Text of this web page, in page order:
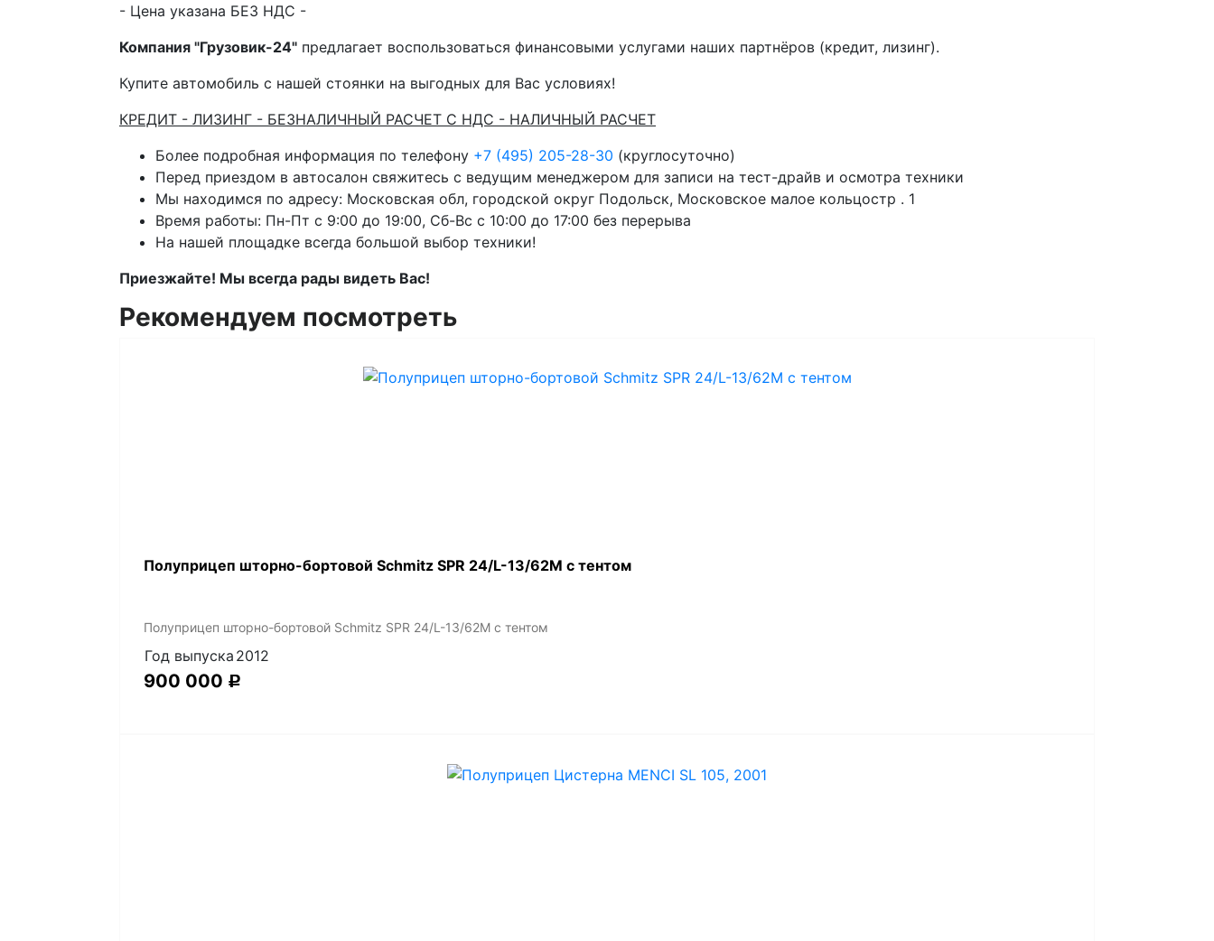
- Цена указана БЕЗ НДС -
Компания "Грузовик-24" предлагает воспользоваться финансовыми услугами наших партнёров (кредит, лизинг).
Купите автомобиль с нашей стоянки на выгодных для Вас условиях!
КРЕДИТ - ЛИЗИНГ - БЕЗНАЛИЧНЫЙ РАСЧЕТ С НДС - НАЛИЧНЫЙ РАСЧЕТ
Более подробная информация по телефону +7 (495) 205-28-30 (круглосуточно)
Перед приездом в автосалон свяжитесь с ведущим менеджером для записи на тест-драйв и осмотра техники
Мы находимся по адресу: Московская обл, городской округ Подольск, Московское малое кольцостр . 1
Время работы: Пн-Пт с 9:00 до 19:00, Сб-Вс с 10:00 до 17:00 без перерыва
На нашей площадке всегда большой выбор техники!
Приезжайте! Мы всегда рады видеть Вас!
Рекомендуем посмотреть
Полуприцеп шторно-бортовой Schmitz SPR 24/L-13/62M с тентом
Полуприцеп шторно-бортовой Schmitz SPR 24/L-13/62M с тентом
Год выпуска 2012
900 000 Р